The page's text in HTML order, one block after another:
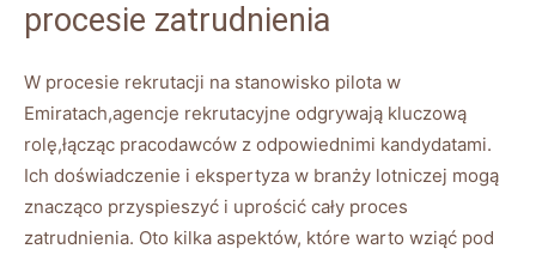
procesie zatrudnienia
W procesie rekrutacji na stanowisko pilota w
Emiratach,agencje rekrutacyjne odgrywają kluczową
rolę,łącząc pracodawców z odpowiednimi kandydatami.
Ich doświadczenie i ekspertyza w branży lotniczej mogą
znacząco przyspieszyć i uprościć cały proces
zatrudnienia. Oto kilka aspektów, które warto wziąć pod